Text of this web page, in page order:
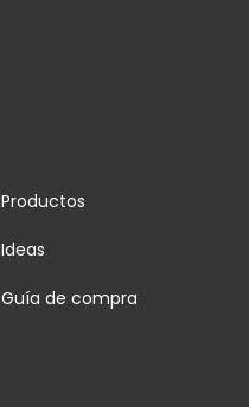
Productos
Ideas
Guía de compra